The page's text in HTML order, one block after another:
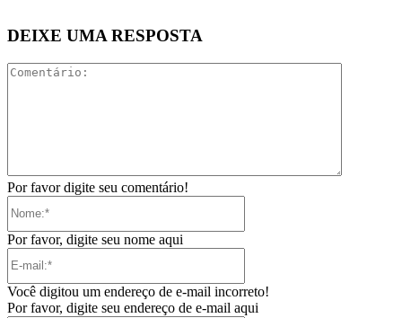
DEIXE UMA RESPOSTA
Por favor digite seu comentário!
Por favor, digite seu nome aqui
Você digitou um endereço de e-mail incorreto!
Por favor, digite seu endereço de e-mail aqui